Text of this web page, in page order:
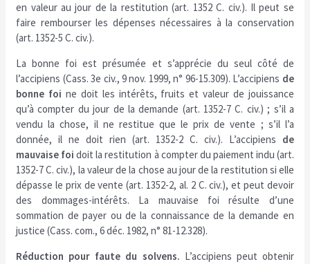
en valeur au jour de la restitution (art. 1352 C. civ.). Il peut se
faire rembourser les dépenses nécessaires à la conservation
(art. 1352-5 C. civ.).
La bonne foi est présumée et s’apprécie du seul côté de
l’accipiens (Cass. 3e civ., 9 nov. 1999, n° 96-15.309). L’accipiens de
bonne foi ne doit les intérêts, fruits et valeur de jouissance
qu’à compter du jour de la demande (art. 1352-7 C. civ.) ; s’il a
vendu la chose, il ne restitue que le prix de vente ; s’il l’a
donnée, il ne doit rien (art. 1352-2 C. civ.). L’accipiens de
mauvaise foi doit la restitution à compter du paiement indu (art.
1352-7 C. civ.), la valeur de la chose au jour de la restitution si elle
dépasse le prix de vente (art. 1352-2, al. 2 C. civ.), et peut devoir
des dommages-intérêts. La mauvaise foi résulte d’une
sommation de payer ou de la connaissance de la demande en
justice (Cass. com., 6 déc. 1982, n° 81-12.328).
Réduction pour faute du solvens. L’accipiens peut obtenir